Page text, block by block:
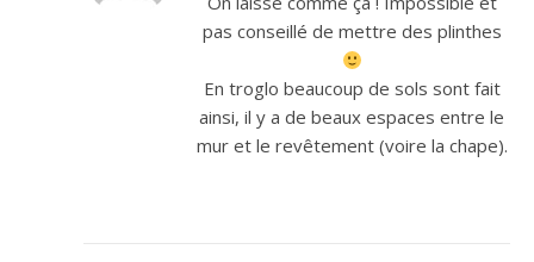
pas conseillé de mettre des plinthes
En troglo beaucoup de sols sont fait
ainsi, il y a de beaux espaces entre le
mur et le revêtement (voire la chape).